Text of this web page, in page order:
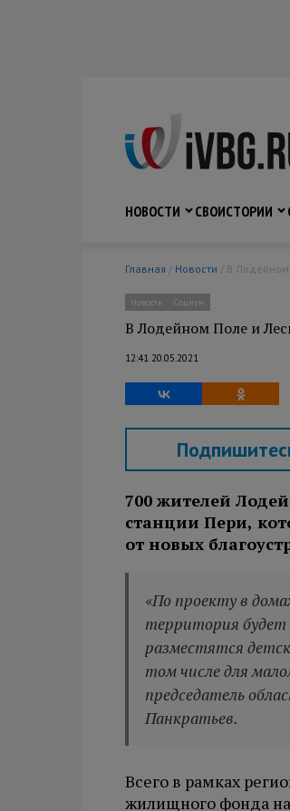
НОВОСТИ
СВОИСТОРИИ
Главная / Новости / В Лодейном
Новости Социум
В Лодейном Поле и
12:41 20.05.2021
700 жителей
станции Пери,
от новых
«По проекту в
территория будет
разместятся
том числе для
председатель
Панкратьев.
Всего в рамках
жилищного фонда на